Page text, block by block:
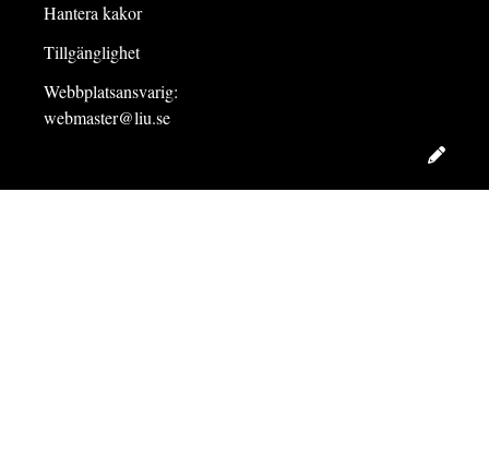
Hantera kakor
Tillgänglighet
Webbplatsansvarig:
webmaster@liu.se